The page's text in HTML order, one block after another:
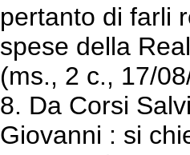
pertanto di farli
spese della
(ms., 2 c., 17/
8. Da Corsi
Giovanni : si